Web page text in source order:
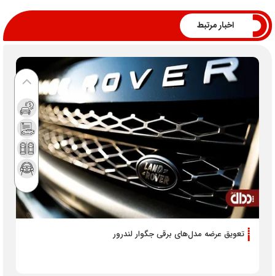
اخبار مرتبط
تعویق عرضه مدل‌‌‌های برقی جگوار لندرور